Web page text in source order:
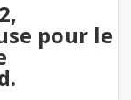
pour le